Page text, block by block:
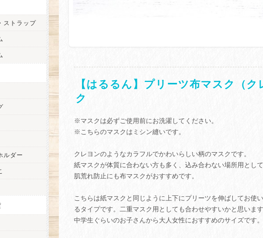
【はるるん】プリーツ布マスク（
ク
※マスクは必ずご使用前にお洗濯してください。
※こちらのマスクはミシン縫いです。
クレヨンのようなカラフルでかわいらしい柄のマスクです。
紙マスクが体質に合わない方も多く、込み合わない場所用とし
肌荒れ防止にも布マスクがおすすめです。
こちらは紙マスクと同じように上下にプリーツを伸ばしてお使
るタイプです。二重マスク用としても合わせやすいかと思います
中学生ぐらいのお子さんから大人女性におすすめのサイズです。
ストラップ
ルダー